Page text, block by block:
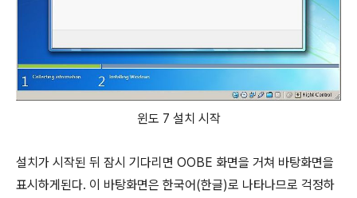
윈도 7 설치 시작
설치가 시작된 뒤 잠시 기다리면 OOBE 화면을 거쳐 바탕화면을
표시하게된다. 이 바탕화면은 한국어(한글)로 나타나므로 걱정하